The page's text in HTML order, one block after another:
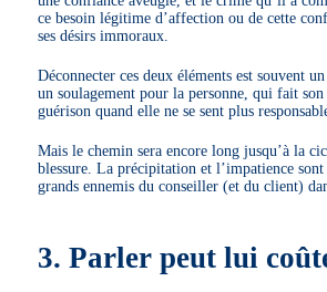
ce besoin légitime d’affection ou de cette
ses désirs immoraux.
Déconnecter ces deux éléments est souvent
un soulagement pour la personne, qui fait
guérison quand elle ne se sent plus
Mais le chemin sera encore long jusqu’à la
blessure. La précipitation et l’impatience sont
grands ennemis du conseiller (et du client)
3. Parler peut lui